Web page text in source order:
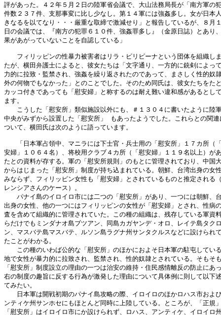
評があった。４２年５月２日の陸軍省会議で、大山法務局長が「南方軍の
件数２３７件、支那事変に比し少なし。第１４軍には強姦多し。女が日本
きなるを以てなり・・・厳重な取締で激減せり」と報告しているが、８月
日の会議では、『南方の犯罪６１０件、強姦罪多し』（金原日誌）とあり
果があがっていないことを自認している」
フィリッピンの性暴力被害者はリラ・ピリピーナという団体を組織し
たが、横田弁護士によると、彼女たちは「文字通り、一方的に銃剣によっ
力的に拉致・監禁され、強姦を繰り返されたのであって、まさしく性的奴
外の何物でもなかった」とのことでした。そのため同氏は、彼女たちをた
カッコ付きであっても「慰安婦」と称するのは耐え難い違和感があるとし
ます。
こうした「慰安所」類似施設以外にも、＃１３０４に書いたように陸
中央がみずから設置した「慰安所」 もあったようでした。これらとの関連
ついて、横田氏は次のように語っています。
「日本軍占領中、マニラには下士官・兵士用の「慰安所」１７カ所（
安婦」１０６４名）、将校用クラブ４カ所（「慰安婦」１１９名以上）が
たとの資料が存する。軍の「慰安所規則」のもとに管理されており、中国
からはじまった「慰安所」制度が持ち込まれている。朝鮮、台湾出身の女
みならず、フィリッピン女性も「慰安婦」とされているものと推定される
レンシアさんのケース）。
パナイ島のイロイロ市には二つの「慰安所」があり、一つには朝鮮、
出身の女性、他の一つにはフィリッピンの女性が「慰安婦」とされ、性病
査を含めて組織的に管理されていた。この種の組織は、残存している軍資
らだけでもミンダナオ島ブツアン、同島カガヤンデ・オロ、レイテ島タク
ン、マスバテ島マスバテ、ルソン島ラグナ州サンタクルスなどに設けられ
たことがわかる。
この種のいわば公的な「慰安所」のほかにおよそ日本軍の駐屯してい
地で女性が暴力的に拉致され、監禁され、性的奴隷とされている。そもそ
「慰安所」制度設立の理由の一つは治安の維持・住民感情離反の防止にあ
右の制度の趣旨に反する行為が激発した理由について具体例に則して以下
てみたい。
日本軍は開戦初期のパナイ島攻略の際、イロイロのほかロハス市およ
ンティケ州サンホセにもほとんど同時に上陸している。ところが、「正規
「慰安所」はイロイロ市にか設けられず、ロハス、アンティケ、イロイロ